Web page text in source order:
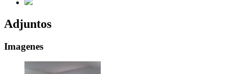
Adjuntos
Imagenes